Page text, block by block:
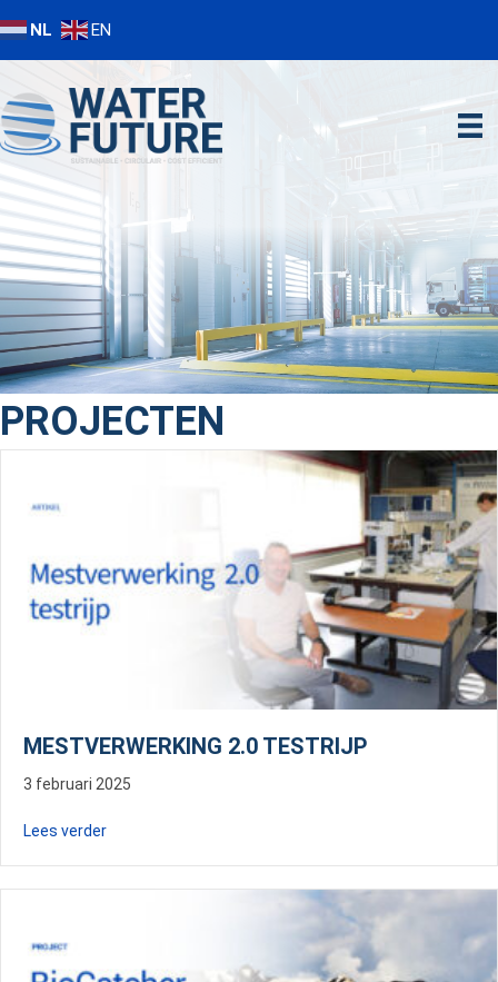
NL EN
PROJECTEN
MESTVERWERKING 2.0 TESTRIJP
3 februari 2025
Lees verderabout Mestverwerking 2.0 testrijp